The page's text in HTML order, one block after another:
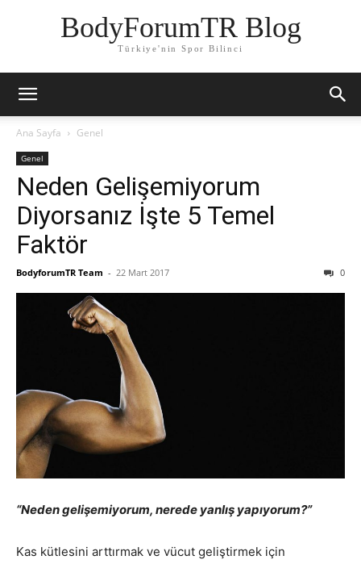
BodyForumTR Blog
Türkiye'nin Spor Bilinci
Ana Sayfa Genel
Genel
Neden Gelişemiyorum
Diyorsanız İşte 5 Temel
Faktör
BodyforumTR Team - 22 Mart 2017 0
“Neden gelişemiyorum, nerede yanlış yapıyorum?”
Kas kütlesini arttırmak ve vücut geliştirmek için